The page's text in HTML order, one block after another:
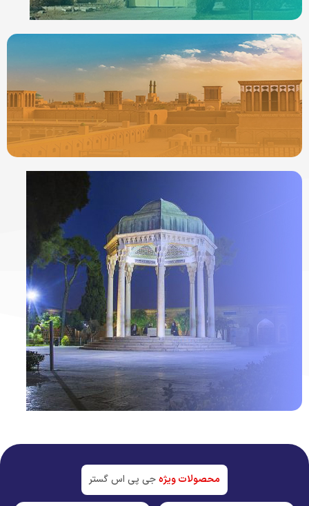
ردیاب خودرو درایرانشهر
جدیدترین ردیابها
ردیاب خودرو درشیراز
محصولات ویژهجی پی اس گستر